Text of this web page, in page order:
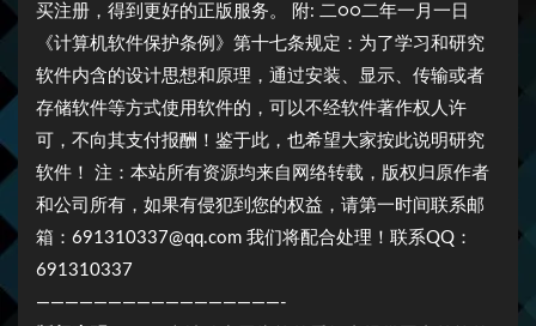
买注册，得到更好的正版服务。 附: 二○○二年一月一日
《计算机软件保护条例》第十七条规定：为了学习和研究
软件内含的设计思想和原理，通过安装、显示、传输或者
存储软件等方式使用软件的，可以不经软件著作权人许
可，不向其支付报酬！鉴于此，也希望大家按此说明研究
软件！ 注：本站所有资源均来自网络转载，版权归原作者
和公司所有，如果有侵犯到您的权益，请第一时间联系邮
箱：691310337@qq.com 我们将配合处理！联系QQ：
691310337
—————————————————-